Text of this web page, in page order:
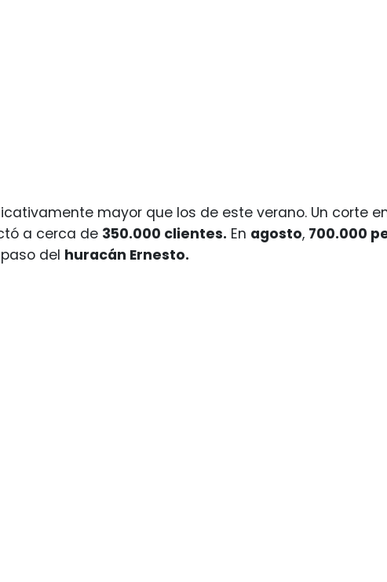
mayor que los de este verano. Un corte
a cerca de 350.000 clientes. En agosto, 700.000
del huracán Ernesto.